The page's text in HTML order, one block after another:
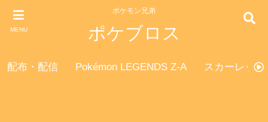
MENU
ポケモン兄弟
ポケブロス
配布・配信 Pokémon LEGENDS Z-A スカーレッ